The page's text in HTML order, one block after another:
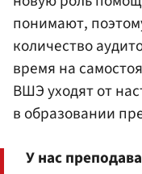
понимают,
количество
время на
ВШЭ уходят от
в образовании
У нас